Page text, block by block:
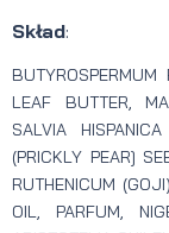
Skład:
LEAF BUTTER,
SALVIA
(PRICKLY PEAR]
RUTHENICUM
OIL, PARFUM,